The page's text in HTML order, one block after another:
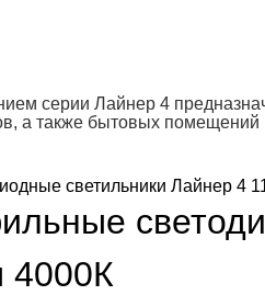
серии Лайнер 4
а также бытовых помещений
4000К